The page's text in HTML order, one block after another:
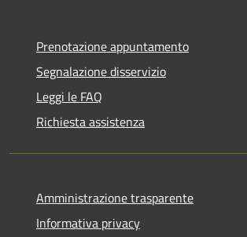
Prenotazione appuntamento
Segnalazione disservizio
Leggi le FAQ
Richiesta assistenza
Amministrazione trasparente
Informativa privacy